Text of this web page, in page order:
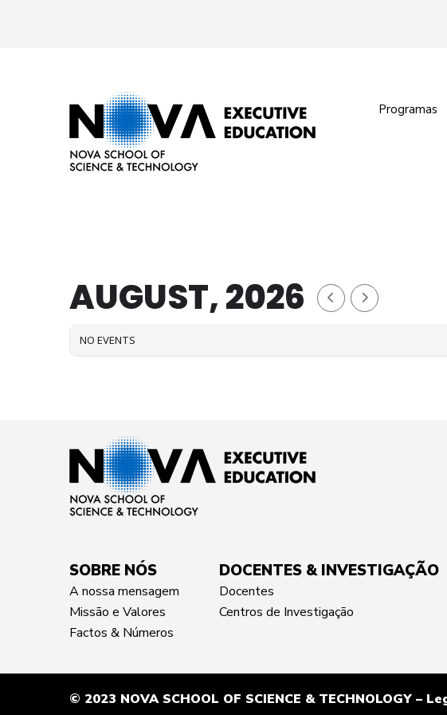
Programas
AUGUST, 2026
NO EVENTS
SOBRE NÓS
A nossa mensagem
Missão e Valores
Factos & Números
DOCENTES & INVESTIGAÇÃO
Docentes
Centros de Investigação
© 2023 NOVA SCHOOL OF SCIENCE & TECHNOLOGY –